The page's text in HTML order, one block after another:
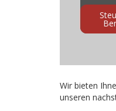
Wir bieten
unseren